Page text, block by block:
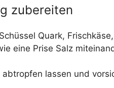
zubereiten
Quark,
eine Prise Salz
abtropfen lassen und